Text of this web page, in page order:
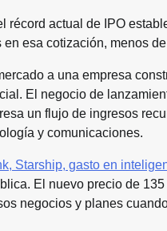
récord actual de IPO
esa cotización, menos
a una empresa
El negocio de
un flujo de ingresos
y comunicaciones.
Starship, gasto en
El nuevo precio de
negocios y planes